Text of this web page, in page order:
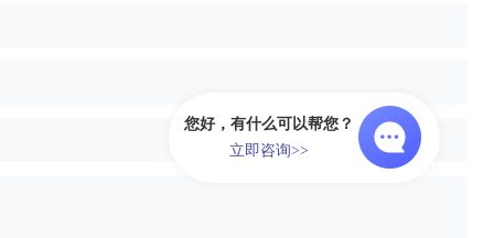
您好，有什么可以帮您？
立即咨询>>